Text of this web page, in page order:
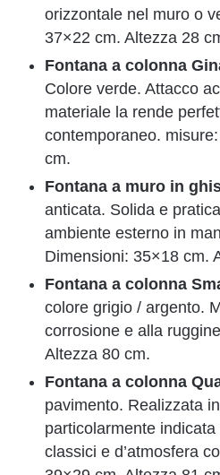
orizzontale nel muro o
37×22 cm. Altezza 28
Fontana a colonna
Colore verde. Attacco
materiale la rende
contemporaneo.
cm.
Fontana a muro in
anticata. Solida e
ambiente esterno in
Dimensioni: 35×18 cm.
Fontana a colonna
colore grigio / argento.
corrosione e alla
Altezza 80 cm.
Fontana a colonna
pavimento. Realizzata
particolarmente
classici e d’atmosfera